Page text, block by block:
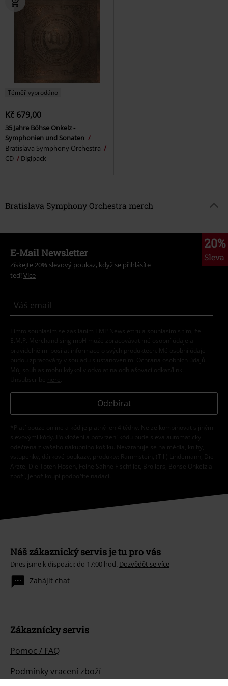
Téměř vyprodáno
Kč 679,00
35 Jahre Böhse Onkelz -
Symphonien und Sonaten
Bratislava Symphony Orchestra
CD
Digipack
Bratislava Symphony Orchestra merch
20%
Sleva
E-Mail Newsletter
Získejte 20% slevový poukaz, když se přihlásíte
teď! Více
Tímto souhlasím se zasíláním EMP Newslettru a souhlasím s tím, že
E.M.P. Merchandising mbH může zpracovávat mé osobní údaje a
pravidelně mi posílat informace o svých produktech. Mé osobní údaje
budou zpracovány v souladu s ustanoveními
Ochrana osobních údajů
Můj souhlas mohu kdykoliv odvolat na odhlašovací odkaz/link.
Unsubscribe here
Odebírat
*Platí pouze online a kód je platný jen 4 týdny. Nelze kombinovat s jinými
slevovými kódy. Po vložení a potvrzení kódu bude sleva automaticky
odečtena z vašeho nákupního košíku. Nevztahuje se na média, knihy,
vstupenky, dárkové poukazy, produkty: Rammstein, (Till) Lindemann, Die
Ärzte, Die Toten Hosen, Feine Sahne Fischfilet, Broilers, Böhse Onkelz a
zboží, jehož koupí podpoříte nadaci.
Náš zákaznický servis je tu pro vás
Dnes jsme k dispozici: do 17:00 hod. Dozvědět se více
Zahájit chat
Zákaznícky servis
Pomoc / FAQ
Podmínky vracení zboží